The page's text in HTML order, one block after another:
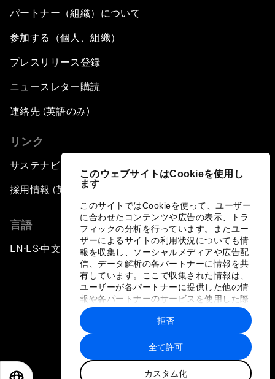
このウェブサイトはCookieを使用し
ます
このサイトではCookieを使って、ユーザー
に合わせたコンテンツや広告の表示、トラ
フィックの分析を行っています。またユー
ザーによるサイトの利用状況についても情
報を収集し、ソーシャルメディアや広告配
信、データ解析の各パートナーに情報を共
有しています。ここで収集された情報は、
ユーザーが各パートナーに提供した他の情
報や各パートナーのサービスを使用した際
に収集された情報と組み合わされ、各パー
トナーによって使用されることがありま
す。
全て許可
カスタム化
拒否
パートナー（組織）について
参加する（個人、組織）
プレスリリース登録
ニュースレター購読
連絡先 (英語のみ)
リンク
サステナビリティへの取り組み
採用情報 (英語のみ)
言語
EN ▪ ES▪中文▪ 日本語
プライバシーポリシーと利用規約
サイトマップ